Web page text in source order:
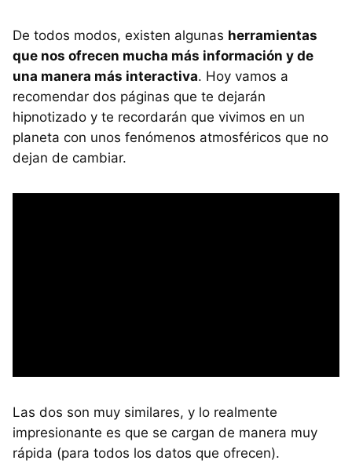
De todos modos, existen algunas herramientas
que nos ofrecen mucha más información y de
una manera más interactiva. Hoy vamos a
recomendar dos páginas que te dejarán
hipnotizado y te recordarán que vivimos en un
planeta con unos fenómenos atmosféricos que no
dejan de cambiar.
Las dos son muy similares, y lo realmente
impresionante es que se cargan de manera muy
rápida (para todos los datos que ofrecen).